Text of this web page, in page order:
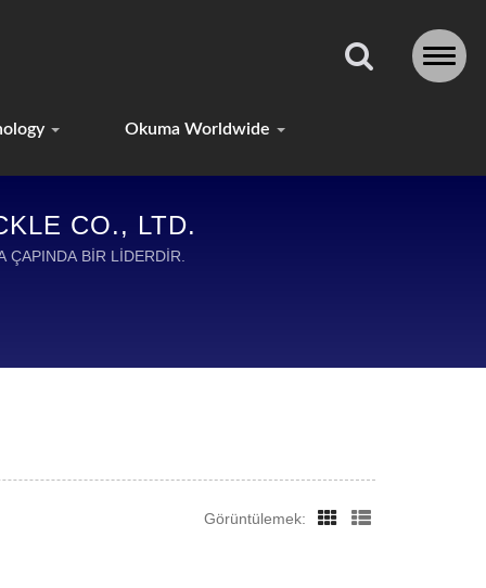
Okuma Worldwide
CO., LTD.
BİR LİDERDİR.
Görüntülemek: